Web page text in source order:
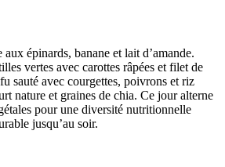
épinards, banane et lait d’amande.
vertes avec carottes râpées et filet de
sauté avec courgettes, poivrons et riz
nature et graines de chia. Ce jour alterne
pour une diversité nutritionnelle
jusqu’au soir.